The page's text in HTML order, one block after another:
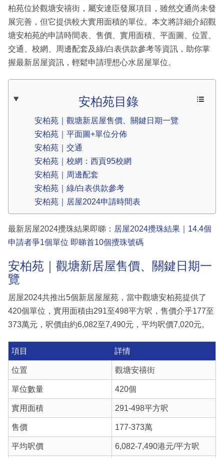
柏苑位於觀塘安禧街，屬安達臣發展項目，雖然交通尚未發
展完善，但它提供較大實用面積的單位。本文將詳細介紹觀
塘安柏苑的申請時間表、售價、實用面積、平面圖、位置、
交通、校網、周邊配套及綠/白表供款參考等資訊，助你掌
握最新居屋資訊，輕鬆申請理想心水居屋單位。
安柏苑目錄
安柏苑｜觀塘新居屋售價、關鍵日期一覽
安柏苑｜平面圖+單位分佈
安柏苑｜交通
安柏苑｜校網：西貢95校網
安柏苑｜周邊配套
安柏苑｜綠/白表供款參考
安柏苑｜居屋2024申請時間表
最新居屋2024攪珠結果即睇： 居屋2024攪珠結果｜14.4個
申請者爭1個單位 即睇首10個攪珠號碼
安柏苑｜觀塘新居屋售價、關鍵日期一
覽
居屋2024共推出5個新居屋屋苑，當中觀塘安柏苑提供了
420個單位，實用面積由291至498平方呎，售價介乎177至
373萬元，呎價由約6,082至7,490元，平均呎價7,020元。
項目 詳情
位置 觀塘安禧街
單位數量 420個
實用面積 291-498平方呎
售價 177-373萬
平均呎價 6,082-7,490港元/平方呎